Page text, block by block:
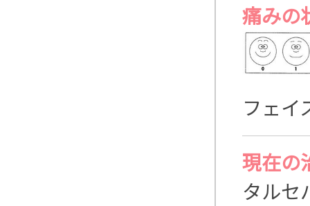
痛みの
フェイ
現在の
タルセ